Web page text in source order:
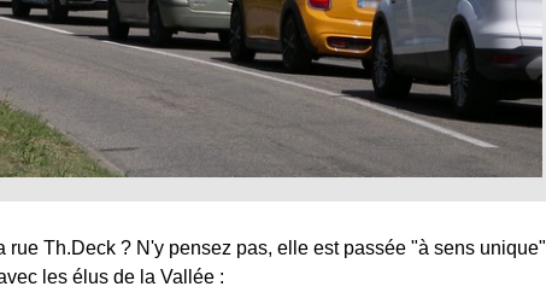
Th.Deck ? N'y pensez pas, elle est passée "à sens unique"
les élus de la Vallée :